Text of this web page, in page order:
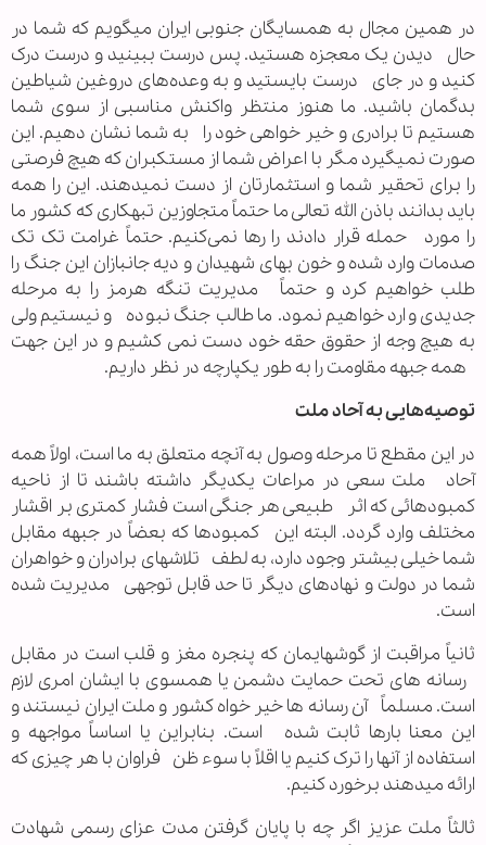
در همین مجال به همسایگان جنوبی ایران میگویم که شما در
حال دیدن یک معجزه هستید. پس درست ببینید و درست درک
کنید و در جای درست بایستید و به وعده‌های دروغین شیاطین
بدگمان باشید. ما هنوز منتظر واکنش مناسبی از سوی شما
هستیم تا برادری و خیر خواهی خود را به شما نشان دهیم. این
صورت نمیگیرد مگر با اعراض شما از مستکبران که هیچ فرصتی
را برای تحقیر شما و استثمارتان از دست نمیدهند. این را همه
باید بدانند باذن الله تعالی ما حتماً متجاوزین تبهکاری که کشور ما
را مورد حمله قرار دادند را رها نمی‌کنیم. حتماً غرامت تک تک
صدمات وارد شده و خون بهای شهیدان و دیه جانبازان این جنگ را
طلب خواهیم کرد و حتماً مدیریت تنگه هرمز را به مرحله
جدیدی وارد خواهیم نمود. ما طالب جنگ نبوده و نیستیم ولی
به هیچ وجه از حقوق حقه خود دست نمی کشیم و در این جهت
همه جبهه مقاومت را به طور یکپارچه در نظر داریم.
توصیه‌هایی به آحاد ملت
در این مقطع تا مرحله وصول به آنچه متعلق به ما است، اولاً همه
آحاد ملت سعی در مراعات یکدیگر داشته باشند تا از ناحیه
کمبودهائی که اثر طبیعی هر جنگی است فشار کمتری بر اقشار
مختلف وارد گردد. البته این کمبودها که بعضاً در جبهه مقابل
شما خیلی بیشتر وجود دارد، به لطف تلاشهای برادران و خواهران
شما در دولت و نهادهای دیگر تا حد قابل توجهی مدیریت شده
است.
ثانیاً مراقبت از گوشهایمان که پنجره مغز و قلب است در مقابل
رسانه های تحت حمایت دشمن یا همسوی با ایشان امری لازم
است. مسلماً آن رسانه ها خیر خواه کشور و ملت ایران نیستند و
این معنا بارها ثابت شده است. بنابراین یا اساساً مواجهه و
استفاده از آنها را ترک کنیم یا اقلاً با سوء ظن فراوان با هر چیزی که
ارائه میدهند برخورد کنیم.
ثالثاً ملت عزیز اگر چه با پایان گرفتن مدت عزای رسمی شهادت